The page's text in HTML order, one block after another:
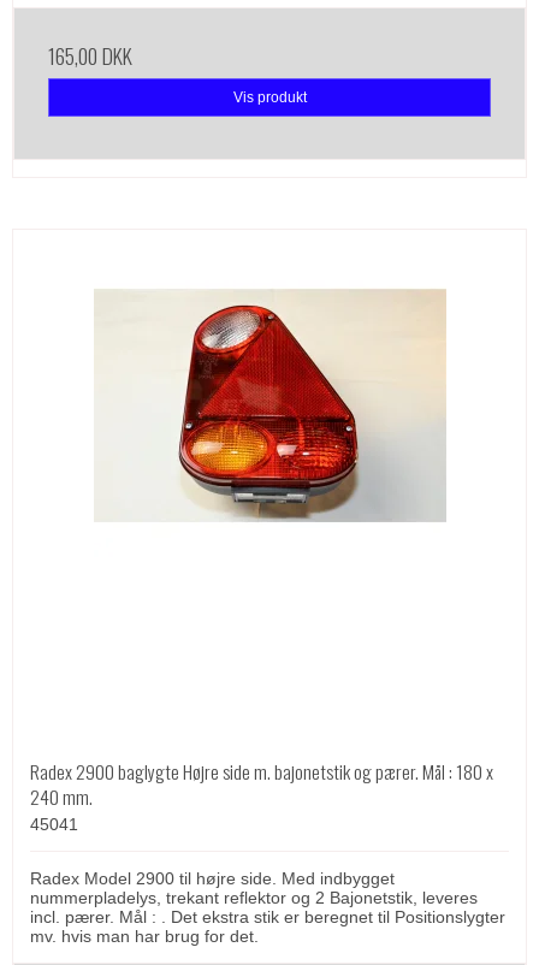
165,00 DKK
Vis produkt
Radex 2900 baglygte Højre side m. bajonetstik og pærer. Mål : 180 x
240 mm.
45041
Radex Model 2900 til højre side. Med indbygget
nummerpladelys, trekant reflektor og 2 Bajonetstik, leveres
incl. pærer. Mål : . Det ekstra stik er beregnet til Positionslygter
mv. hvis man har brug for det.